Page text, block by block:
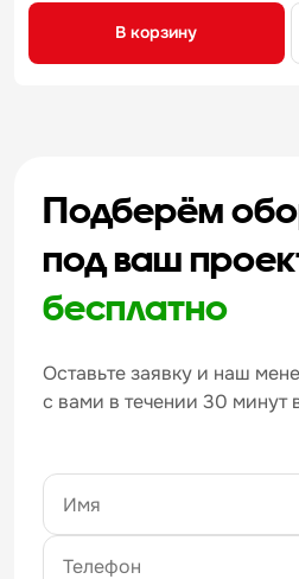
В корзину
Подберём
под ваш
бесплатно
Оставьте заявку и наш
с вами в течении 30 минут